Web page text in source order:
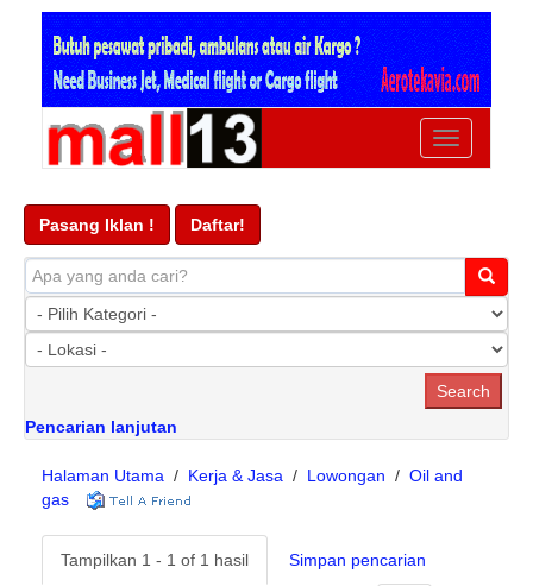
Ubah
navigasi
Pasang Iklan ! Daftar!
Pencarian lanjutan
Halaman Utama / Kerja & Jasa / Lowongan / Oil and
gas
Tampilkan 1 - 1 of 1 hasil Simpan pencarian